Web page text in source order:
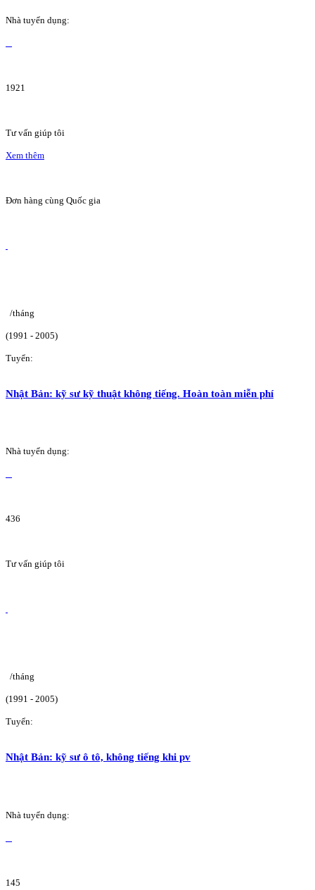
Nhà tuyển dụng:
1921
Tư vấn giúp tôi
Xem thêm
Đơn hàng cùng Quốc gia
/tháng
(1991 - 2005)
Tuyển:
Nhật Bản: kỹ sư kỹ thuật không tiếng. Hoàn toàn miễn phí
Nhà tuyển dụng:
436
Tư vấn giúp tôi
/tháng
(1991 - 2005)
Tuyển:
Nhật Bản: kỹ sư ô tô, không tiếng khi pv
Nhà tuyển dụng:
145